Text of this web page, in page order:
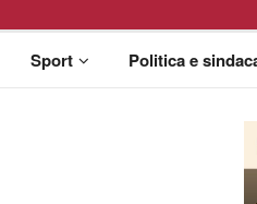
Sport Politica e